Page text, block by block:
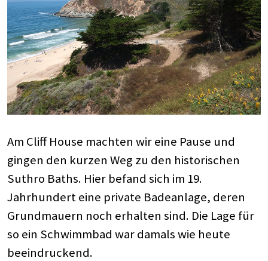
Am Cliff House machten wir eine Pause und
gingen den kurzen Weg zu den historischen
Suthro Baths. Hier befand sich im 19.
Jahrhundert eine private Badeanlage, deren
Grundmauern noch erhalten sind. Die Lage für
so ein Schwimmbad war damals wie heute
beeindruckend.